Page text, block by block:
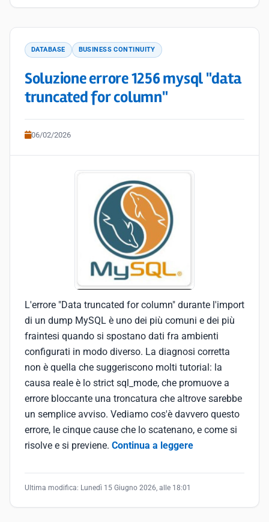
DATABASE BUSINESS CONTINUITY
Soluzione errore 1256 mysql "data
truncated for column"
06/02/2026
L'errore "Data truncated for column" durante l'import
di un dump MySQL è uno dei più comuni e dei più
fraintesi quando si spostano dati fra ambienti
configurati in modo diverso. La diagnosi corretta
non è quella che suggeriscono molti tutorial: la
causa reale è lo strict sql_mode, che promuove a
errore bloccante una troncatura che altrove sarebbe
un semplice avviso. Vediamo cos'è davvero questo
errore, le cinque cause che lo scatenano, e come si
risolve e si previene. Continua a leggere
Ultima modifica: Lunedì 15 Giugno 2026, alle 18:01